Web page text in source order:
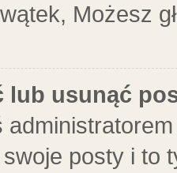
Możesz
lub usunąć
posty i to